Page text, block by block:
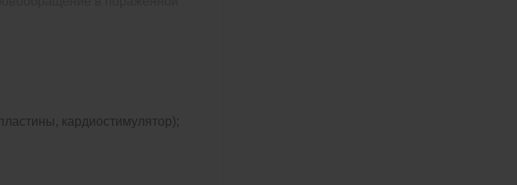
кардиостимулятор);